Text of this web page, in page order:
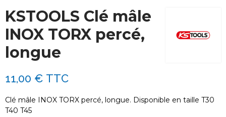
KSTOOLS Clé mâle
INOX TORX percé,
longue
11,00 € TTC
Clé mâle INOX TORX percé, longue. Disponible en taille T30
T40 T45